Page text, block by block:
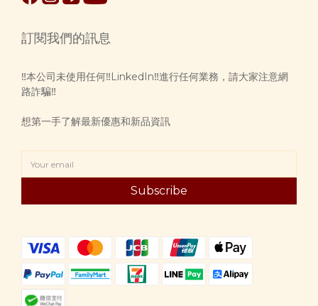
訂閱我們的訊息
‼️本公司未使用任何‼️LinkedIn‼️進行任何業務，請大家注意網
路詐騙‼️
想第一手了解最新優惠和新品資訊
Subscribe